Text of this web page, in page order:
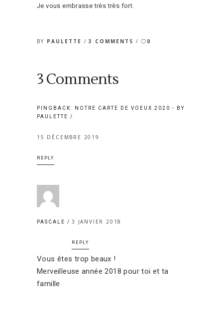
Je vous embrasse très très fort.
BY PAULETTE 3 COMMENTS 0
3 Comments
PINGBACK:
NOTRE CARTE DE VOEUX 2020 - BY
PAULETTE
15 DÉCEMBRE 2019
REPLY
PASCALE 3 JANVIER 2018
REPLY
Vous êtes trop beaux !
Merveilleuse année 2018 pour toi et ta
famille